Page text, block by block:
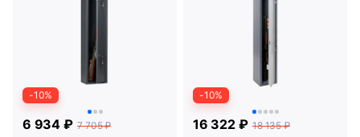
-10%
6 934 ₽ 7 705 ₽
-10%
16 322 ₽ 18 135 ₽